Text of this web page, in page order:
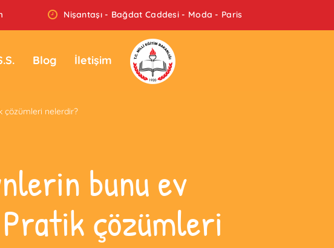
Nişantaşı - Bağdat Caddesi - Moda - Paris
Blog İletişim
çözümleri nelerdir?
bunu ev
çözümleri